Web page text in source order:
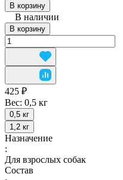
В корзину
В наличии
В корзину
425 ₽
Вес: 0,5 кг
0,5 кг
1,2 кг
Назначение
:
Для взрослых собак
Состав